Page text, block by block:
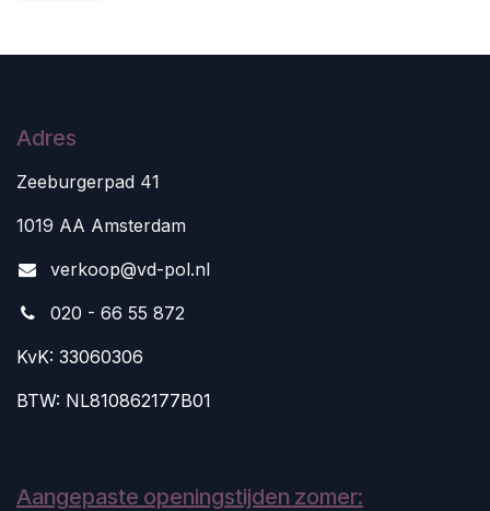
Adres
Zeeburgerpad 41
1019 AA Amsterdam
verkoop@vd-pol.nl
020 - 66 55 872
KvK: 33060306
BTW: NL810862177B01
Aangepaste openingstijden zomer: